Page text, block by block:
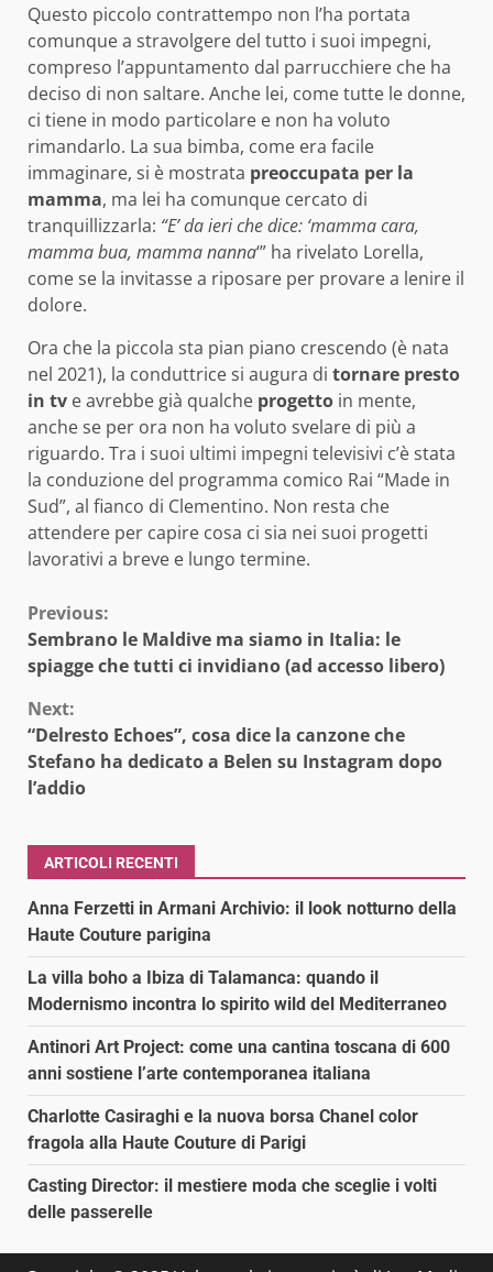
Questo piccolo contrattempo non l’ha portata
comunque a stravolgere del tutto i suoi impegni,
compreso l’appuntamento dal parrucchiere che ha
deciso di non saltare. Anche lei, come tutte le donne,
ci tiene in modo particolare e non ha voluto
rimandarlo. La sua bimba, come era facile
immaginare, si è mostrata preoccupata per la
mamma, ma lei ha comunque cercato di
tranquillizzarla: “E’ da ieri che dice: ‘mamma cara,
mamma bua, mamma nanna‘” ha rivelato Lorella,
come se la invitasse a riposare per provare a lenire il
dolore.
Ora che la piccola sta pian piano crescendo (è nata
nel 2021), la conduttrice si augura di tornare presto
in tv e avrebbe già qualche progetto in mente,
anche se per ora non ha voluto svelare di più a
riguardo. Tra i suoi ultimi impegni televisivi c’è stata
la conduzione del programma comico Rai “Made in
Sud”, al fianco di Clementino. Non resta che
attendere per capire cosa ci sia nei suoi progetti
lavorativi a breve e lungo termine.
Continue
Reading
Previous:
Sembrano le Maldive ma siamo in Italia: le
spiagge che tutti ci invidiano (ad accesso libero)
Next:
“Delresto Echoes”, cosa dice la canzone che
Stefano ha dedicato a Belen su Instagram dopo
l’addio
ARTICOLI RECENTI
Anna Ferzetti in Armani Archivio: il look notturno della
Haute Couture parigina
La villa boho a Ibiza di Talamanca: quando il
Modernismo incontra lo spirito wild del Mediterraneo
Antinori Art Project: come una cantina toscana di 600
anni sostiene l’arte contemporanea italiana
Charlotte Casiraghi e la nuova borsa Chanel color
fragola alla Haute Couture di Parigi
Casting Director: il mestiere moda che sceglie i volti
delle passerelle